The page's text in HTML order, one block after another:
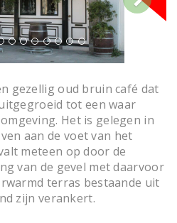
t
gezellig oud bruin café dat
tot een waar
Het is gelegen in
aan de voet van het
meteen op door de
van de gevel met daarvoor
terras bestaande uit
zijn verankert.